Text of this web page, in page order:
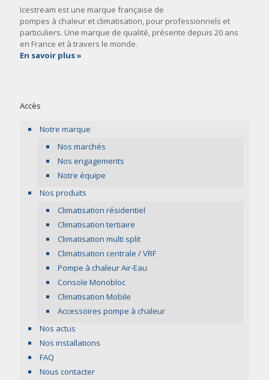
Icestream est une marque française de
pompes à chaleur et climatisation, pour professionnels et
particuliers. Une marque de qualité, présente depuis 20 ans
en France et à travers le monde.
En savoir plus »
Accès
Notre marque
Nos marchés
Nos engagements
Notre équipe
Nos produits
Climatisation résidentiel
Climatisation tertiaire
Climatisation multi split
Climatisation centrale / VRF
Pompe à chaleur Air-Eau
Console Monobloc
Climatisation Mobile
Accessoires pompe à chaleur
Nos actus
Nos installations
FAQ
Nous contacter